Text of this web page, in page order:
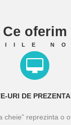
Ce oferim
URI DE
cheie” reprezinta o